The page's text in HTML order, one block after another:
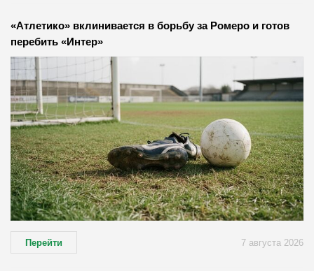
«Атлетико» вклинивается в борьбу за Ромеро и готов
перебить «Интер»
Перейти 7 августа 2026